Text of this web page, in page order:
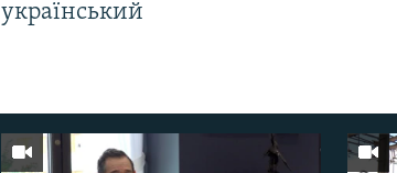
український